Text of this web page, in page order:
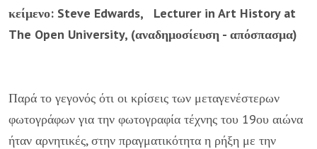
κείμενο: Steve Edwards, Lecturer in Art History at
The Open University, (αναδημοσίευση - απόσπασμα)
Παρά το γεγονός ότι οι κρίσεις των μεταγενέστερων
φωτογράφων για την φωτογραφία τέχνης του 19ου αιώνα
ήταν αρνητικές, στην πραγματικότητα η ρήξη με την